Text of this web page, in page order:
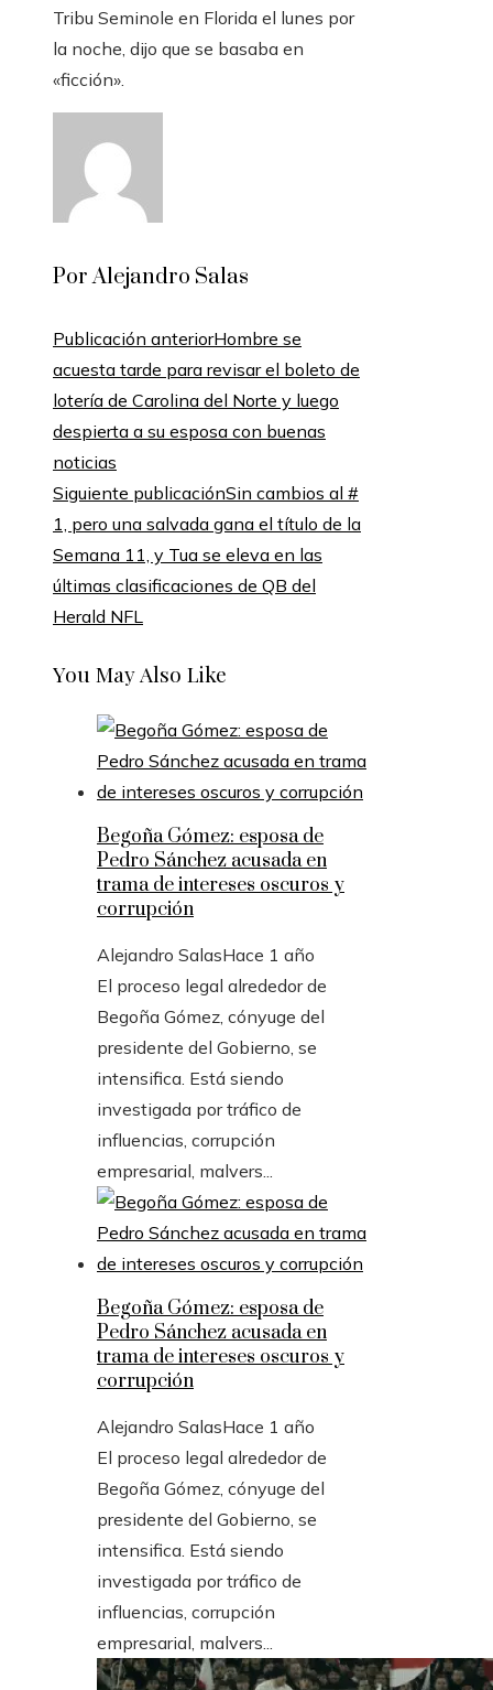
Tribu Seminole en Florida el lunes por
la noche, dijo que se basaba en
«ficción».
Por Alejandro Salas
Publicación anteriorHombre se
acuesta tarde para revisar el boleto de
lotería de Carolina del Norte y luego
despierta a su esposa con buenas
noticias
Siguiente publicaciónSin cambios al #
1, pero una salvada gana el título de la
Semana 11, y Tua se eleva en las
últimas clasificaciones de QB del
Herald NFL
You May Also Like
Begoña Gómez: esposa de
Pedro Sánchez acusada en
trama de intereses oscuros y
corrupción
Alejandro SalasHace 1 año
El proceso legal alrededor de
Begoña Gómez, cónyuge del
presidente del Gobierno, se
intensifica. Está siendo
investigada por tráfico de
influencias, corrupción
empresarial, malvers...
Begoña Gómez: esposa de
Pedro Sánchez acusada en
trama de intereses oscuros y
corrupción
Alejandro SalasHace 1 año
El proceso legal alrededor de
Begoña Gómez, cónyuge del
presidente del Gobierno, se
intensifica. Está siendo
investigada por tráfico de
influencias, corrupción
empresarial, malvers...